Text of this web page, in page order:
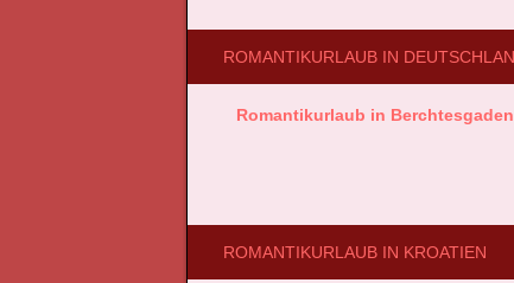
ROMANTIKURLAUB IN
Romantikurlaub in Berchtesgaden
ROMANTIKURLAUB IN KROATIEN